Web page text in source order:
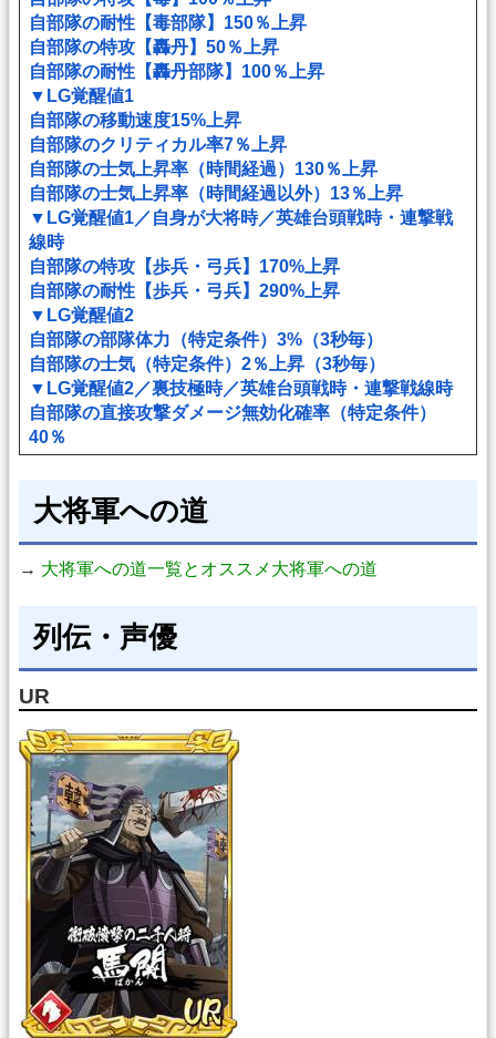
自部隊の耐性【毒部隊】150％上昇
自部隊の特攻【轟丹】50％上昇
自部隊の耐性【轟丹部隊】100％上昇
▼LG覚醒値1
自部隊の移動速度15%上昇
自部隊のクリティカル率7％上昇
自部隊の士気上昇率（時間経過）130％上昇
自部隊の士気上昇率（時間経過以外）13％上昇
▼LG覚醒値1／自身が大将時／英雄台頭戦時・連撃戦
線時
自部隊の特攻【歩兵・弓兵】170%上昇
自部隊の耐性【歩兵・弓兵】290%上昇
▼LG覚醒値2
自部隊の部隊体力（特定条件）3%（3秒毎）
自部隊の士気（特定条件）2％上昇（3秒毎）
▼LG覚醒値2／裏技極時／英雄台頭戦時・連撃戦線時
自部隊の直接攻撃ダメージ無効化確率（特定条件）
40％
大将軍への道
→ 大将軍への道一覧とオススメ大将軍への道
列伝・声優
UR